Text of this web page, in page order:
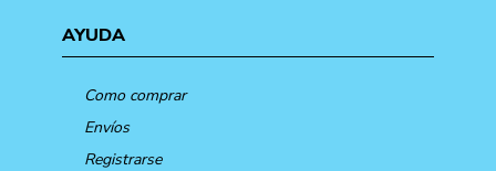
AYUDA
Como comprar
Envíos
Registrarse